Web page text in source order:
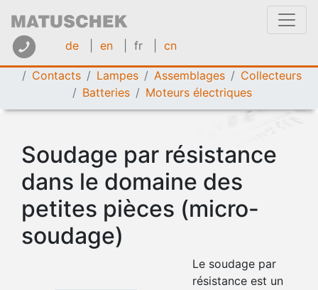
de en | fr
cn
Applications > Micro-soudure:
Contacts
Lampes Assemblages
Collecteurs
Batteries
Moteurs électriques
Soudage par résistance
dans le domaine des
petites pièces (micro-
soudage)
Le soudage par
résistance est un